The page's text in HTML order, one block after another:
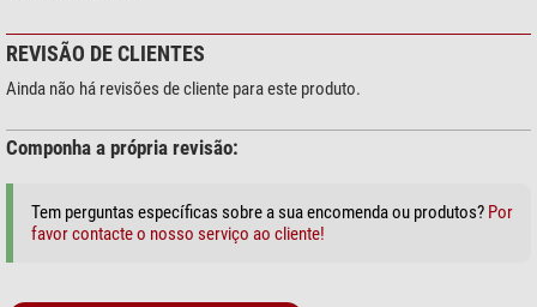
REVISÃO DE CLIENTES
Ainda não há revisões de cliente para este produto.
Componha a própria revisão:
Tem perguntas específicas sobre a sua encomenda ou produtos? Por
favor contacte o nosso serviço ao cliente!